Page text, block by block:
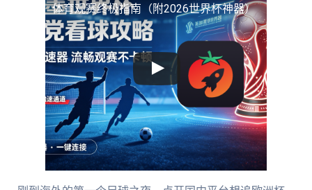
体育观赛终极指南（附2026世界杯神器）